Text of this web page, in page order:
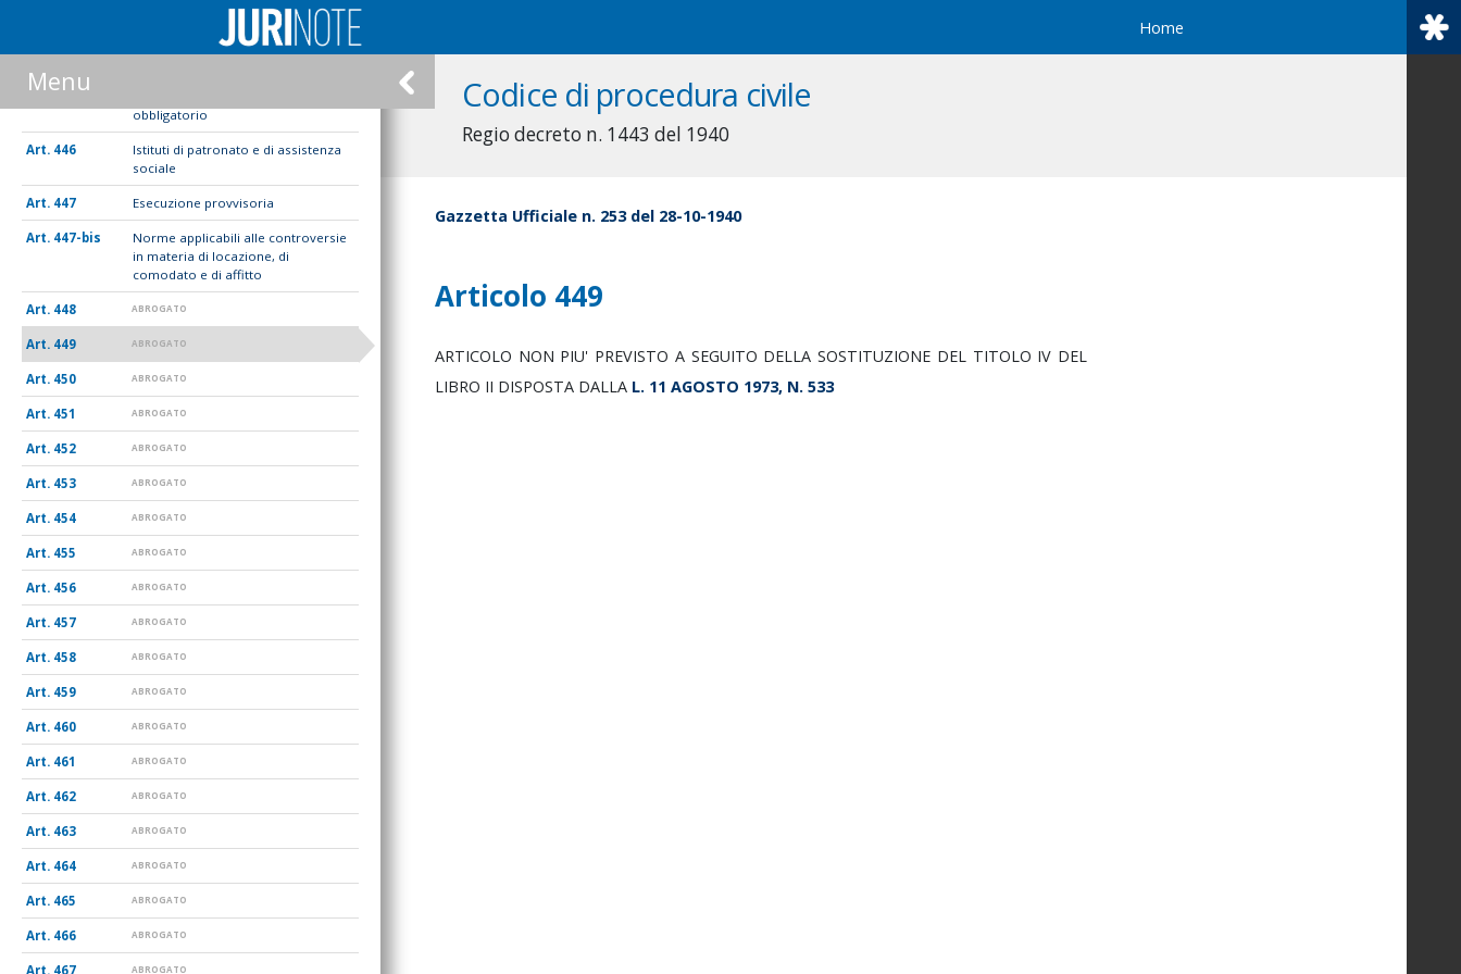
Home
Codice di procedura civile
Regio decreto n. 1443 del 1940
Menu
obbligatorio
446
Istituti di patronato e di assistenza
sociale
447 Esecuzione provvisoria
447-bis
Norme applicabili alle controversie
in materia di locazione, di
comodato e di affitto
448 ABROGATO
449 ABROGATO
450 ABROGATO
451 ABROGATO
452 ABROGATO
453 ABROGATO
454 ABROGATO
455 ABROGATO
456 ABROGATO
457 ABROGATO
458 ABROGATO
459 ABROGATO
460 ABROGATO
461 ABROGATO
462 ABROGATO
463 ABROGATO
464 ABROGATO
465 ABROGATO
466 ABROGATO
467 ABROGATO
Gazzetta Ufficiale n. 253 del 28-10-1940
Articolo 449
ARTICOLO NON PIU' PREVISTO A SEGUITO DELLA SOSTITUZIONE DEL TITOLO IV DEL
LIBRO II DISPOSTA DALLA L. 11 AGOSTO 1973, N. 533